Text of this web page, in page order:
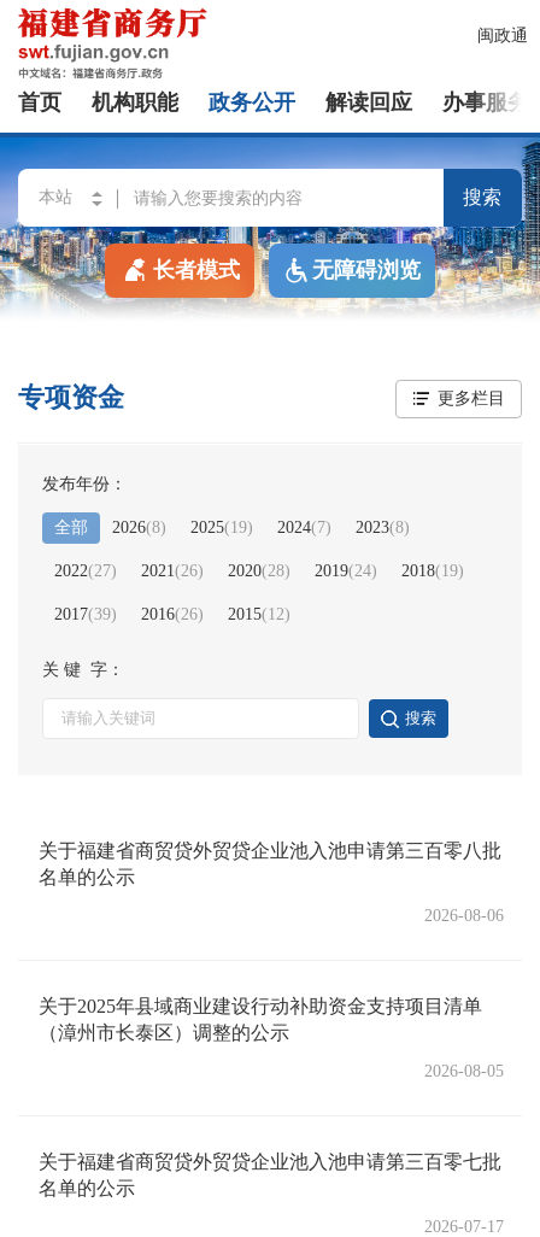
闽政通
首页 机构职能 政务公开 解读回应 办事服务
搜索
长者模式 无障碍浏览
专项资金 更多栏目
发布年份：
全部 2026(8) 2025(19) 2024(7) 2023(8)
2022(27) 2021(26) 2020(28) 2019(24) 2018(19)
2017(39) 2016(26) 2015(12)
关 键 字：
搜索
关于福建省商贸贷外贸贷企业池入池申请第三百零八批
名单的公示
2026-08-06
关于2025年县域商业建设行动补助资金支持项目清单
（漳州市长泰区）调整的公示
2026-08-05
关于福建省商贸贷外贸贷企业池入池申请第三百零七批
名单的公示
2026-07-17